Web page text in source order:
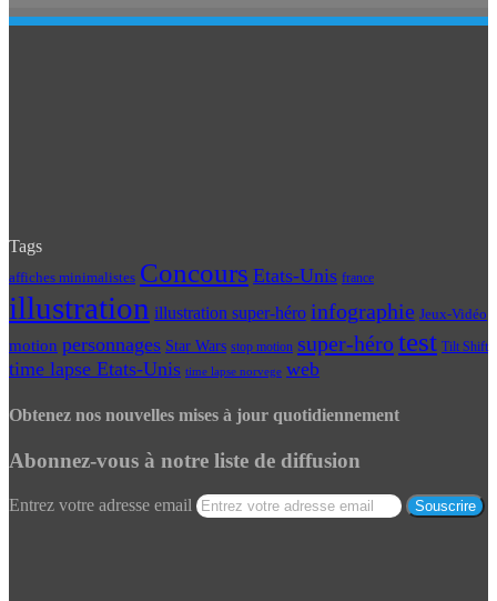
Tags
affiches minimalistes Concours Etats-Unis france
illustration illustration super-héro infographie Jeux-Vidéo
motion personnages Star Wars stop motion super-hérotest Tilt Shift
time lapse Etats-Unis time lapse norvege web
Obtenez nos nouvelles mises à jour quotidiennement
Abonnez-vous à notre liste de diffusion
Entrez votre adresse email